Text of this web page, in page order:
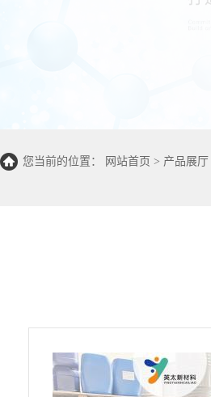
您当前的位置： 网站首页 > 产品展厅